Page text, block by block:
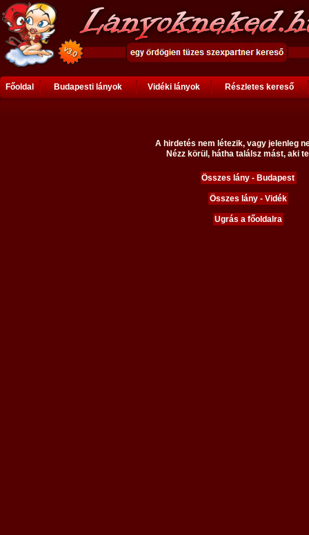
Főoldal Budapesti lányok Vidéki lányok Részletes kereső
A hirdetés nem létezik, vagy jelenleg
Nézz körül, hátha találsz mást, aki
Összes lány - Budapest
Összes lány - Vidék
Ugrás a főoldalra